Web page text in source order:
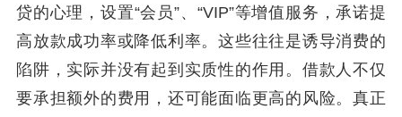
贷的心理，设置“会员”、“VIP”等增值服务，承诺提
高放款成功率或降低利率。这些往往是诱导消费的
陷阱，实际并没有起到实质性的作用。借款人不仅
要承担额外的费用，还可能面临更高的风险。真正